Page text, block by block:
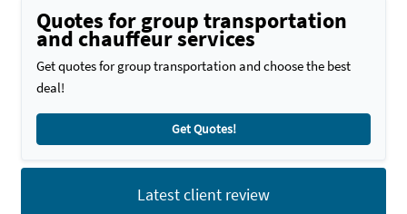
Quotes for group transportation
and chauffeur services
Get quotes for group transportation and choose the best
deal!
Get Quotes!
Latest client review